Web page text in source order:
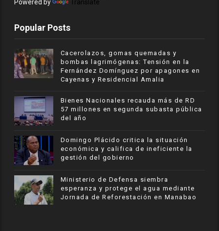
Powered by Translate
Popular Posts
Cacerolazos, gomas quemadas y
bombas lagrimógenas: Tensión en la
Fernández Domínguez por apagones en
Cayenas y Residencial Amalia
Bienes Nacionales recauda más de RD
57 millones en segunda subasta pública
del año
​Domingo Plácido critica la situación
económica y califica de ineficiente la
gestión del gobierno
Ministerio de Defensa siembra
esperanza y protege el agua mediante
Jornada de Reforestación en Manabao